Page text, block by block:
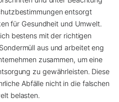
entsorgt
für Gesundheit und Umwelt.
bestens mit der richtigen
aus und arbeitet eng
zusammen, um eine
zu gewährleisten. Diese
Abfälle nicht in die falschen
belasten.